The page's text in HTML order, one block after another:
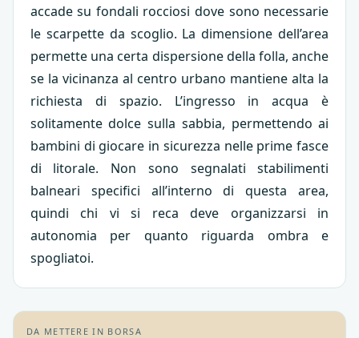
accade su fondali rocciosi dove sono necessarie
le scarpette da scoglio. La dimensione dell’area
permette una certa dispersione della folla, anche
se la vicinanza al centro urbano mantiene alta la
richiesta di spazio. L’ingresso in acqua è
solitamente dolce sulla sabbia, permettendo ai
bambini di giocare in sicurezza nelle prime fasce
di litorale. Non sono segnalati stabilimenti
balneari specifici all’interno di questa area,
quindi chi vi si reca deve organizzarsi in
autonomia per quanto riguarda ombra e
spogliatoi.
DA METTERE IN BORSA